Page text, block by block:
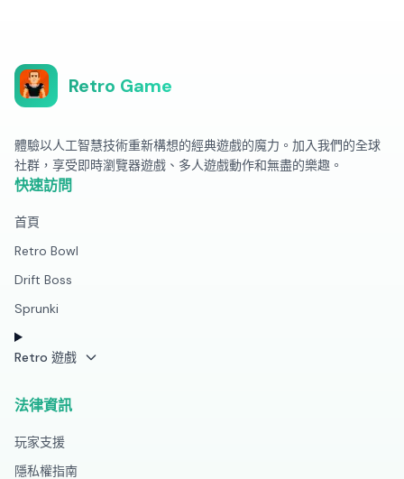
Retro Game
體驗以人工智慧技術重新構想的經典遊戲的魔力。加入我們的全球
社群，享受即時瀏覽器遊戲、多人遊戲動作和無盡的樂趣。
快速訪問
首頁
Retro Bowl
Drift Boss
Sprunki
Retro 遊戲
法律資訊
玩家支援
隱私權指南